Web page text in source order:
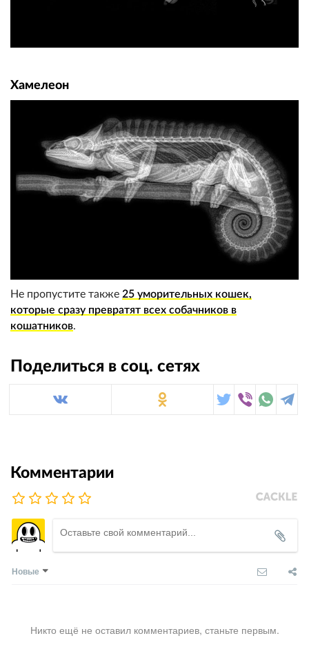
Хамелеон
Не пропустите также 25 уморительных кошек,
которые сразу превратят всех собачников в
кошатников.
Поделиться в соц. сетях
Комментарии
Новые
Никто ещё не оставил комментариев, станьте первым.